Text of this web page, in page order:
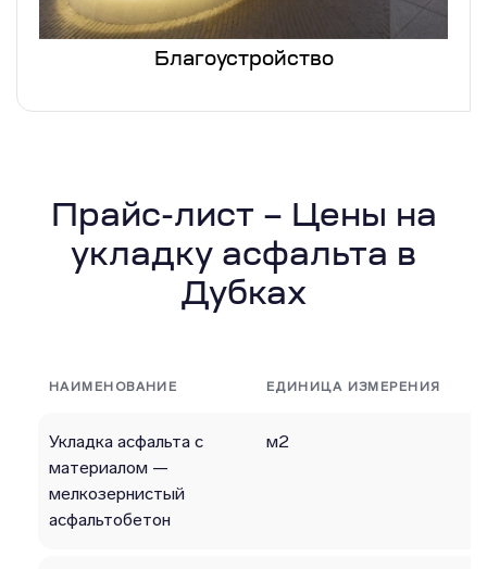
Благоустройство
Прайс-лист – Цены на
укладку асфальта в
Дубках
НАИМЕНОВАНИЕ ЕДИНИЦА ИЗМЕРЕНИЯ
Укладка асфальта с
материалом —
мелкозернистый
асфальтобетон
м2